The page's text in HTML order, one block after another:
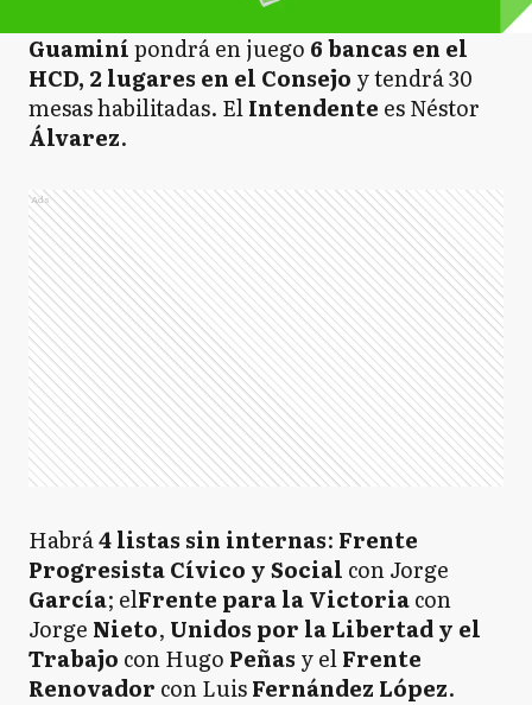
Guaminípondrá en juego 6 bancas en el
HCD, 2 lugares en el Consejo y tendrá 30
mesas habilitadas. ElIntendente es Néstor
Álvarez.
Ads
Habrá4 listas sin internas: Frente
Progresista Cívico y Social con Jorge
García; elFrente para la Victoriacon
Jorge Nieto, Unidos por la Libertad y el
Trabajo con Hugo Peñas y elFrente
Renovador con LuisFernández López.